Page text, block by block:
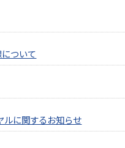
ついて
ルに関するお知らせ